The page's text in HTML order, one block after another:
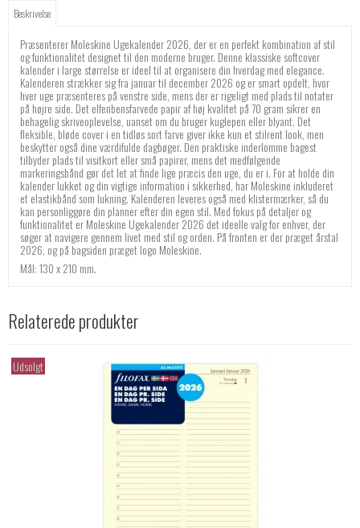
Beskrivelse
Præsenterer Moleskine Ugekalender 2026, der er en perfekt kombination af stil
og funktionalitet designet til den moderne bruger. Denne klassiske softcover
kalender i large størrelse er ideel til at organisere din hverdag med elegance.
Kalenderen strækker sig fra januar til december 2026 og er smart opdelt, hvor
hver uge præsenteres på venstre side, mens der er rigeligt med plads til notater
på højre side. Det elfenbensfarvede papir af høj kvalitet på 70 gram sikrer en
behagelig skriveoplevelse, uanset om du bruger kuglepen eller blyant. Det
fleksible, bløde cover i en tidløs sort farve giver ikke kun et stilrent look, men
beskytter også dine værdifulde dagbøger. Den praktiske inderlomme bagest
tilbyder plads til visitkort eller små papirer, mens det medfølgende
markeringsbånd gør det let at finde lige præcis den uge, du er i. For at holde din
kalender lukket og din vigtige information i sikkerhed, har Moleskine inkluderet
et elastikbånd som lukning. Kalenderen leveres også med klistermærker, så du
kan personliggøre din planner efter din egen stil. Med fokus på detaljer og
funktionalitet er Moleskine Ugekalender 2026 det ideelle valg for enhver, der
søger at navigere gennem livet med stil og orden. På fronten er der præget årstal
2026, og på bagsiden præget logo Moleskine.
Mål: 130 x 210 mm.
Relaterede produkter
Udsolgt